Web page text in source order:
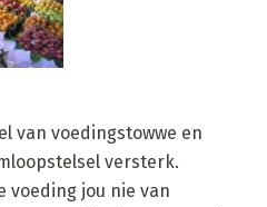
van voedingstowwe en
versterk.
voeding jou nie van